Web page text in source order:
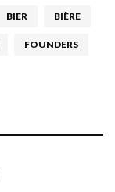
BIER BIÈRE
FOUNDERS